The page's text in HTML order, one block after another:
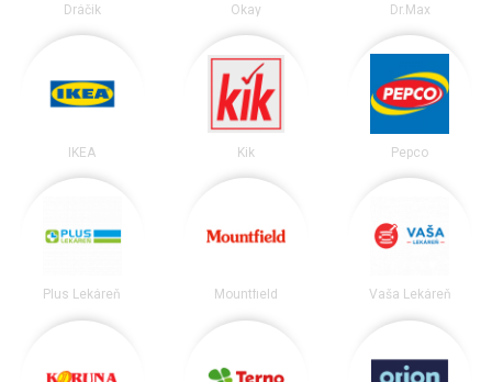
Dráčik Okay Dr.Max
IKEA Kik Pepco
Plus Lekáreň Mountfield Vaša Lekáreň